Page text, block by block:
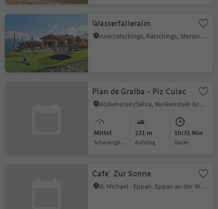
Wasserfalleralm
Innerratschings, Ratschings, Sterzing und Umgebung
Plan de Gralba - Piz Culac
Wolkenstein/Sëlva, Wolkenstein Gröden, Dolomitenregion Gröden
Mittel
Schwierigkeitsgrad
231 m
Aufstieg
1h:31 Min
Dauer
Cafe´ Zur Sonne
St. Michael - Eppan, Eppan an der Weinstraße, Südtiroler Weinstraße